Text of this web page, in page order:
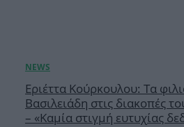
Εριέττα Κούρκουλου: Τα
Βασιλειάδη στις διακοπές
– «Καμία στιγμή ευτυχίας